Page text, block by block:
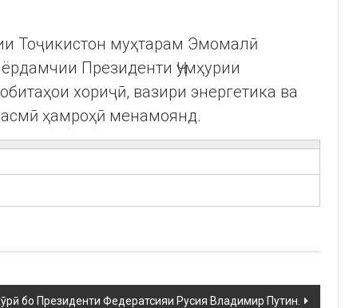
Тоҷикистон муҳтарам Эмомалӣ
Президенти Ҷумҳурии
хориҷӣ, вазири энергетика ва
ҳамроҳӣ менамоянд.
бо Президенти Федератсияи Русия Владимир Путин.